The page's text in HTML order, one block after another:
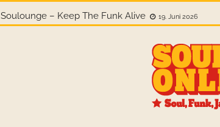
Soulounge – Keep The Funk Alive 19. Juni 2026